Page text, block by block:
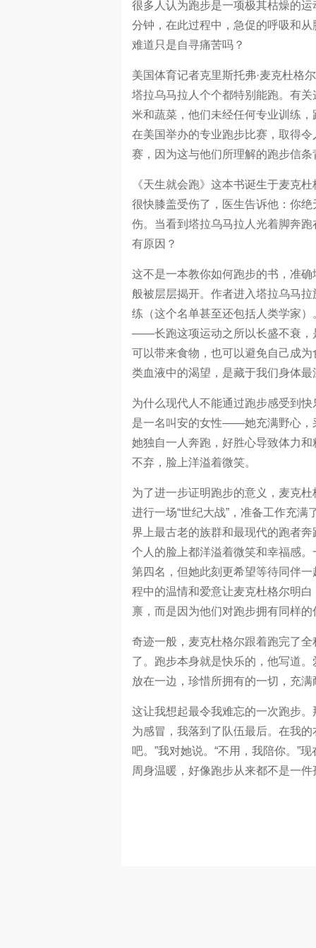
很多人认为跑步是一项极其枯燥的
分钟，在此过程中，急促的呼吸和
难道只是自寻痛苦吗？
美国体育记者克里斯托弗·麦克杜格
塔拉乌马拉人个个都特别能跑。有
米和蔬菜，他们未经任何专业训练
在美国举办的专业跑步比赛，取得
赛，因为这与他们所理解的跑步信
《天生就会跑》这本书诞生于麦克
很快膝盖受伤了，医生告诉他：你
伤。当看到塔拉乌马拉人光着脚奔
有原因？
这不是一本教你如何跑步的书，准
般被层层揭开。作者进入塔拉乌马
练（这个名单甚至还包括人类学家
——长跑这项运动之所以长盛不衰，
可以带来食物，也可以避免自己成
类血液中的渴望，是藏于我们身体
为什么现代人不能通过跑步感受到
是一名叫安的女性——她充满野心，
她独自一人奔跑，好胜心导致体力
不弃，脸上洋溢着微笑。
为了进一步证明跑步的意义，麦克
进行一场“世纪大战”，准备工作充
界上最古老的族群和最现代的跑者
个人的脸上都洋溢着微笑和幸福感
第四名，但她此刻更希望等待同伴
程中的温情和爱意让麦克杜格尔明
禀，而是因为他们对跑步拥有同样
奇迹一般，麦克杜格尔跟着跑完了
了。跑步本身就是快乐的，他写道
放在一边，珍惜所拥有的一切，充
这让我想起最令我难忘的一次跑步
为感冒，我落到了队伍最后。在我
吧。”我对她说。“不用，我陪你。”
周身温暖，好像跑步从来都不是一